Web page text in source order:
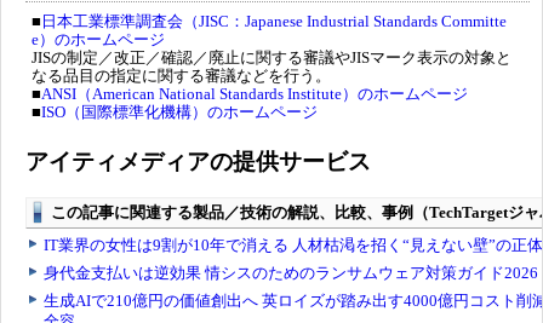
■ 日本工業標準調査会（JISC：Japanese Industrial Standards Committe
e）のホームページ
JISの制定／改正／確認／廃止に関する審議やJISマーク表示の対象と
なる品目の指定に関する審議などを行う。
■ANSI（American National Standards Institute）のホームページ
■ISO（国際標準化機構）のホームページ
アイティメディアの提供サービス